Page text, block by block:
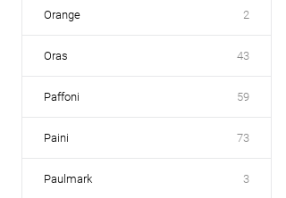
Orange 2
Oras 43
Paffoni 59
Paini 73
Paulmark 3